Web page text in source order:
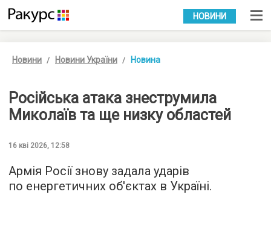
УКР РУС
НОВИНИ
Новини Новини України Новина
Російська атака знеструмила
Миколаїв та ще низку областей
16 кві 2026, 12:58
Армія Росії знову задала ударів
по енергетичних об'єктах в Україні.